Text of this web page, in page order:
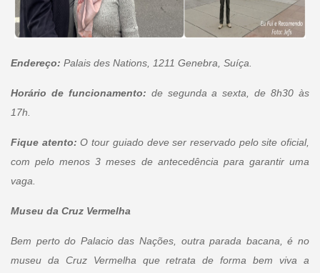
Endereço: Palais des Nations, 1211 Genebra, Suíça.
Horário de funcionamento: de segunda a sexta, de 8h30 às
17h.
Fique atento: O tour guiado deve ser reservado pelo site oficial,
com pelo menos 3 meses de antecedência para garantir uma
vaga.
Museu da Cruz Vermelha
Bem perto do Palacio das Nações, outra parada bacana, é no
museu da Cruz Vermelha que retrata de forma bem viva a